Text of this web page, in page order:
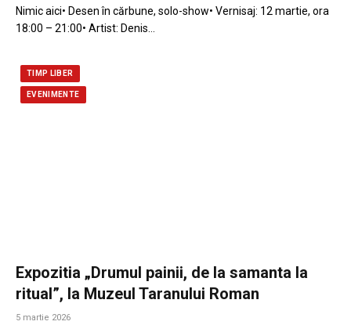
Nimic aici• Desen în cărbune, solo-show• Vernisaj: 12 martie, ora
18:00 – 21:00• Artist: Denis…
TIMP LIBER
EVENIMENTE
Expozitia „Drumul painii, de la samanta la
ritual”, la Muzeul Taranului Roman
5 martie 2026